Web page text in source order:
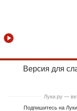
Версия для
Луки.ру —
Подпишитесь на